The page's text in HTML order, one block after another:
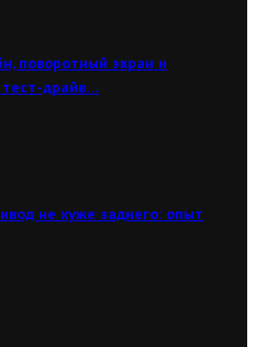
поворотный экран и
драйв…
не хуже заднего: опыт